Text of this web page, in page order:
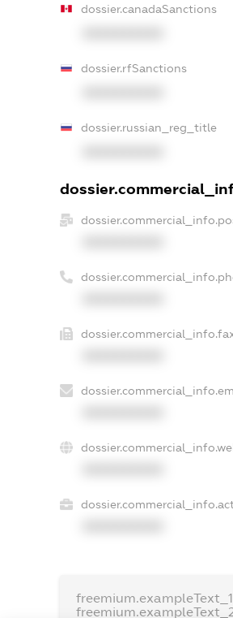
dossier.canadaSanctions
dossier.rfSanctions
dossier.russian_reg_title
freemium.exampleText_1